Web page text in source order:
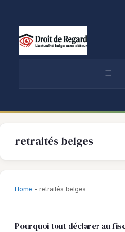
retraités belges
Home - retraités belges
Pourquoi tout déclarer au